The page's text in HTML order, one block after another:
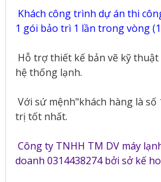
Khách công trình dự án thi
1 gói bảo trì 1 lần trong vòng
Hỗ trợ thiết kế bản vẽ kỹ thuật
hệ thống lạnh.
Với sứ mệnh"khách hàng là
trị tốt nhất.
Công ty TNHH TM DV máy
doanh 0314438274 bởi sở kế